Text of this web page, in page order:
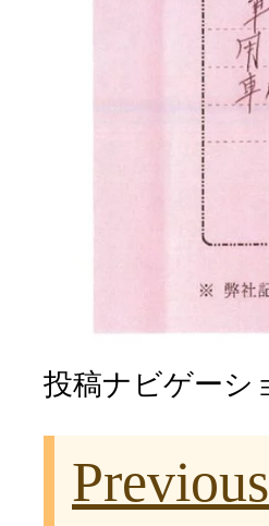
投稿ナビゲーシ
Previous